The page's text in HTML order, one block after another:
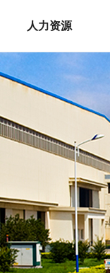
人力资源